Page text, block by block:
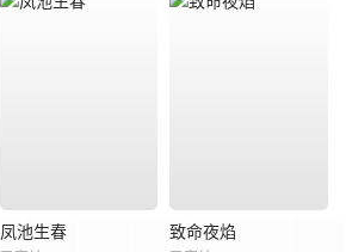
凤池生春 致命夜焰